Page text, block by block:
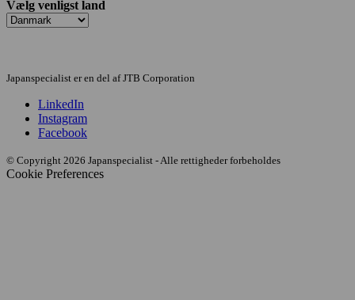
Vælg venligst land
Japanspecialist er en del af JTB Corporation
LinkedIn
Instagram
Facebook
© Copyright 2026 Japanspecialist - Alle rettigheder forbeholdes
Cookie Preferences